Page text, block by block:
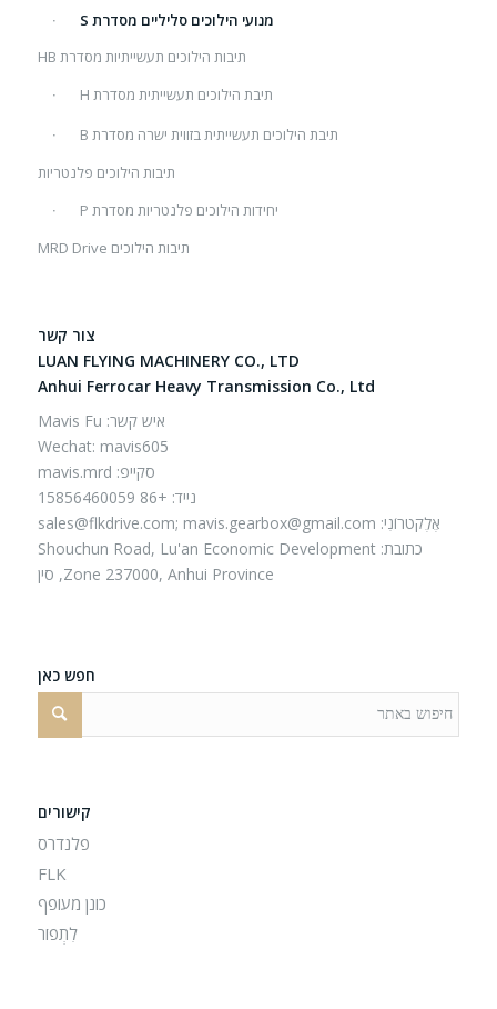
מנועי הילוכים סליליים מסדרת S
תיבות הילוכים תעשייתיות מסדרת HB
תיבת הילוכים תעשייתית מסדרת H
תיבת הילוכים תעשייתית בזווית ישרה מסדרת B
תיבות הילוכים פלנטריות
יחידות הילוכים פלנטריות מסדרת P
תיבות הילוכים MRD Drive
צור קשר
LUAN FLYING MACHINERY CO., LTD
Anhui Ferrocar Heavy Transmission Co., Ltd
איש קשר: Mavis Fu
Wechat: mavis605
סקייפ: mavis.mrd
נייד: +86 15856460059
אֶלֶקטרוֹנִי:
sales@flkdrive.com; mavis.gearbox@gmail.com
כתובת: Shouchun Road, Lu'an Economic Development
Zone 237000, Anhui Province, סין
חפש כאן
קישורים
פלנדרס
FLK
כונן מעופף
לִתְפוֹר